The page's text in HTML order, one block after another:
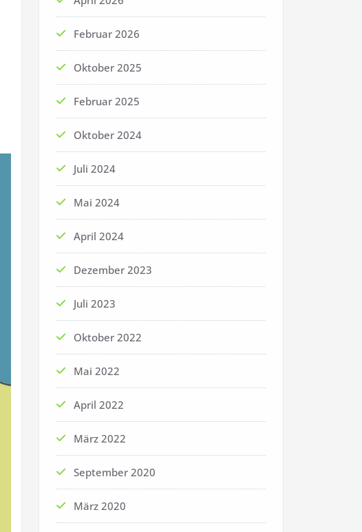
Februar 2026
Oktober 2025
Februar 2025
Oktober 2024
Juli 2024
Mai 2024
April 2024
Dezember 2023
Juli 2023
Oktober 2022
Mai 2022
April 2022
März 2022
September 2020
März 2020